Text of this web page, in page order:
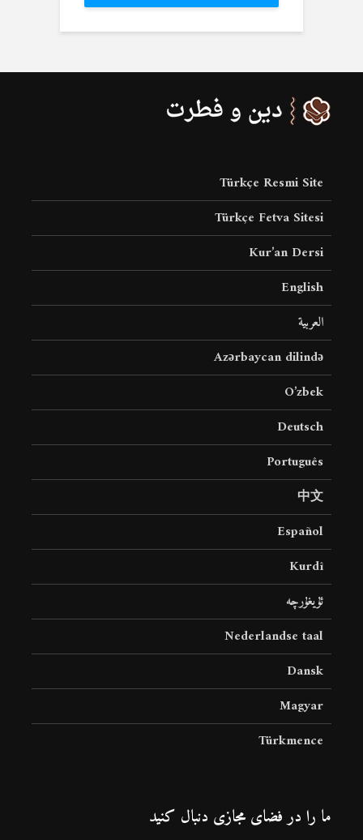
Türkçe Resmi Site
Türkçe Fetva Sitesi
Kur’an Dersi
English
العربية
Azərbaycan dilində
O’zbek
Deutsch
Português
中文
Español
Kurdî
ئۇيغۇرچە
Nederlandse taal
Dansk
Magyar
Türkmence
ما را در فضای مجازی دنبال کنید